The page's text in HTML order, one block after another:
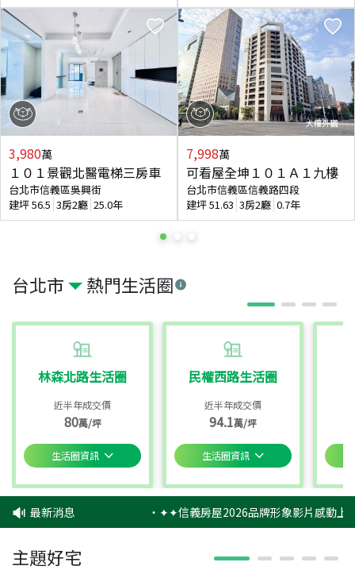
台北市 熱門生活圈
林森北路生活圈
近半年成交價
80萬/坪
生活圈資訊
民權西路生活圈
近半年成交價
94.1萬/坪
生活圈資訊
3,980萬
１０１景觀北醫電梯三房車
台北市信義區吳興街
建坪56.5 3房2廳 25.0年
7,998萬
可看屋全坤１０１Ａ１九樓
台北市信義區信義路四段
建坪51.63 3房2廳 0.7年
最新消息 ‧✦✦信義房屋2026品牌形象影片感動上
主題好宅